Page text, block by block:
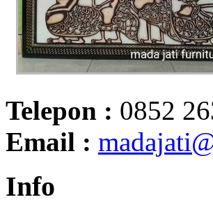
Telepon : 0852
Email :
Info